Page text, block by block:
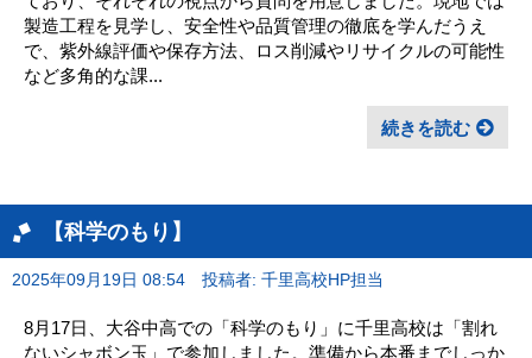
製造工程を見学し、安全性や品質管理の徹底を学んだうえ
で、紫外線評価や保存方法、ロス削減やリサイクルの可能性
など多角的な課...
続きを読む
【科学のもり】
2025年09月19日 08:54 投稿者: 千里高校HP担当
8月17日、大谷中高での「科学のもり」に千里高校は「割れ
ないシャボン玉」で参加しました。準備から本番までしっか